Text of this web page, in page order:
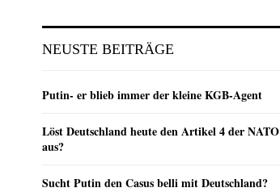
NEUSTE BEITRÄGE
Putin- er blieb immer der kleine KGB-Agent
Löst Deutschland heute den Artikel 4 der NATO
aus?
Sucht Putin den Casus belli mit Deutschland?